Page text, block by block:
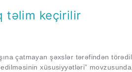
təlim keçirilir
çatmayan şəxslər tərəfindən
xüsusiyyətləri”